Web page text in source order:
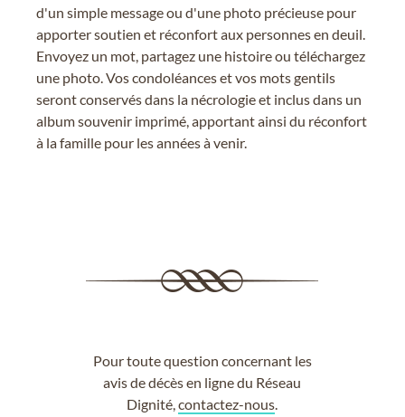
d'un simple message ou d'une photo précieuse pour
apporter soutien et réconfort aux personnes en deuil.
Envoyez un mot, partagez une histoire ou téléchargez
une photo. Vos condoléances et vos mots gentils
seront conservés dans la nécrologie et inclus dans un
album souvenir imprimé, apportant ainsi du réconfort
à la famille pour les années à venir.
Pour toute question concernant les
avis de décès en ligne du Réseau
Dignité,contactez-nous